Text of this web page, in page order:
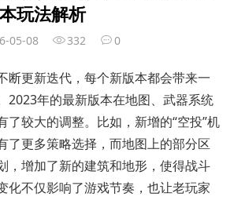
玩法解析
05-08 332 0
断更新迭代，每个新版本都会带来一
2023年的最新版本在地图、武器系统
了较大的调整。比如，新增的“空投”机
了更多策略选择，而地图上的部分区
，增加了新的建筑和地形，使得战斗
化不仅影响了游戏节奏，也让老玩家